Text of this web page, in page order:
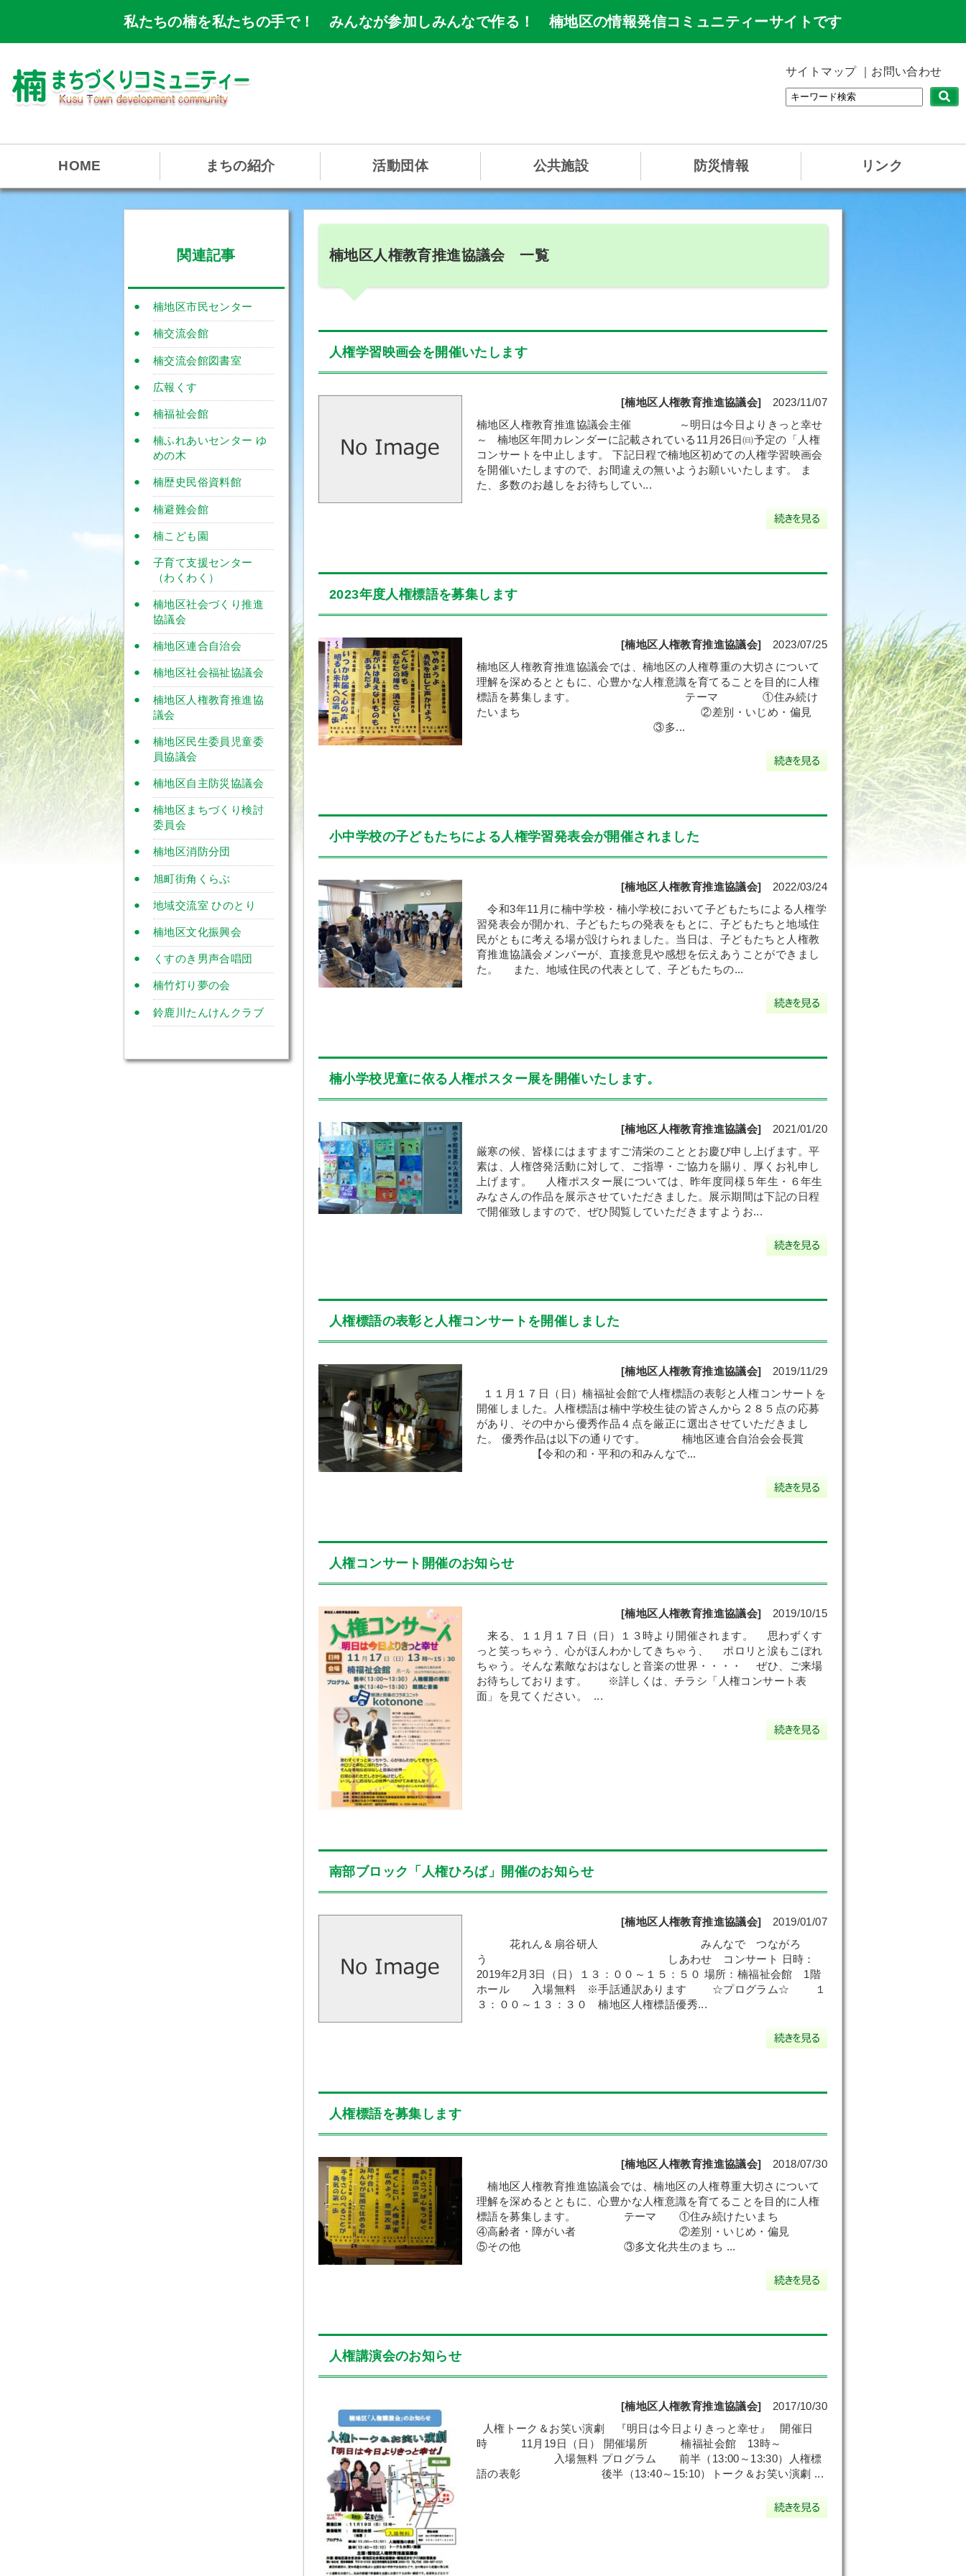
私たちの楠を私たちの手で！ みんなが参加しみんなで作る！ 楠地区の情報発信コミュニティーサイトです
サイトマップ お問い合わせ
HOME まちの紹介 活動団体 公共施設 防災情報 リンク
楠地区人権教育推進協議会 一覧
人権学習映画会を開催いたします
[楠地区人権教育推進協議会] 2023/11/07
楠地区人権教育推進協議会主催 ～明日は今日よりきっと幸せ
～ 楠地区年間カレンダーに記載されている11月26日㈰予定の「人権
コンサートを中止します。 下記日程で楠地区初めての人権学習映画会
を開催いたしますので、お間違えの無いようお願いいたします。 ま
た、多数のお越しをお待ちしてい...
2023年度人権標語を募集します
[楠地区人権教育推進協議会] 2023/07/25
楠地区人権教育推進協議会では、楠地区の人権尊重の大切さについて
理解を深めるとともに、心豊かな人権意識を育てることを目的に人権
標語を募集します。 テーマ ①住み続け
たいまち ②差別・いじめ・偏見
③多...
小中学校の子どもたちによる人権学習発表会が開催されました
[楠地区人権教育推進協議会] 2022/03/24
令和3年11月に楠中学校・楠小学校において子どもたちによる人権学
習発表会が開かれ、子どもたちの発表をもとに、子どもたちと地域住
民がともに考える場が設けられました。当日は、子どもたちと人権教
育推進協議会メンバーが、直接意見や感想を伝えあうことができまし
た。 また、地域住民の代表として、子どもたちの...
楠小学校児童に依る人権ポスター展を開催いたします。
[楠地区人権教育推進協議会] 2021/01/20
厳寒の候、皆様にはますますご清栄のこととお慶び申し上げます。平
素は、人権啓発活動に対して、ご指導・ご協力を賜り、厚くお礼申し
上げます。 人権ポスター展については、昨年度同様５年生・６年生
みなさんの作品を展示させていただきました。展示期間は下記の日程
で開催致しますので、ぜひ閲覧していただきますようお...
人権標語の表彰と人権コンサートを開催しました
[楠地区人権教育推進協議会] 2019/11/29
１１月１７日（日）楠福祉会館で人権標語の表彰と人権コンサートを
開催しました。人権標語は楠中学校生徒の皆さんから２８５点の応募
があり、その中から優秀作品４点を厳正に選出させていただきまし
た。 優秀作品は以下の通りです。 楠地区連合自治会会長賞
【令和の和・平和の和みんなで...
人権コンサート開催のお知らせ
[楠地区人権教育推進協議会] 2019/10/15
来る、１１月１７日（日）１３時より開催されます。 思わずくす
っと笑っちゃう、心がほんわかしてきちゃう、 ポロリと涙もこぼれ
ちゃう。そんな素敵なおはなしと音楽の世界・・・・ ぜひ、ご来場
お待ちしております。 ※詳しくは、チラシ「人権コンサート表
面」を見てください。 ...
南部ブロック「人権ひろば」開催のお知らせ
[楠地区人権教育推進協議会] 2019/01/07
花れん＆扇谷研人 みんなで つながろ
う しあわせ コンサート 日時：
2019年2月3日（日）１３：００～１５：５０ 場所：楠福祉会館 1階
ホール 入場無料 ※手話通訳あります ☆プログラム☆ １
３：００～１３：３０ 楠地区人権標語優秀...
人権標語を募集します
[楠地区人権教育推進協議会] 2018/07/30
楠地区人権教育推進協議会では、楠地区の人権尊重大切さについて
理解を深めるとともに、心豊かな人権意識を育てることを目的に人権
標語を募集します。 テーマ ①住み続けたいまち
④高齢者・障がい者 ②差別・いじめ・偏見
⑤その他 ③多文化共生のまち ...
人権講演会のお知らせ
[楠地区人権教育推進協議会] 2017/10/30
人権トーク＆お笑い演劇 『明日は今日よりきっと幸せ』 開催日
時 11月19日（日） 開催場所 楠福祉会館 13時～
入場無料 プログラム 前半（13:00～13:30）人権標
語の表彰 後半（13:40～15:10）トーク＆お笑い演劇 ...
関連記事
楠地区市民センター
楠交流会館
楠交流会館図書室
広報くす
楠福祉会館
楠ふれあいセンター ゆ
めの木
楠歴史民俗資料館
楠避難会館
楠こども園
子育て支援センター
（わくわく）
楠地区社会づくり推進
協議会
楠地区連合自治会
楠地区社会福祉協議会
楠地区人権教育推進協
議会
楠地区民生委員児童委
員協議会
楠地区自主防災協議会
楠地区まちづくり検討
委員会
楠地区消防分団
旭町街角くらぶ
地域交流室 ひのとり
楠地区文化振興会
くすのき男声合唱団
楠竹灯り夢の会
鈴鹿川たんけんクラブ